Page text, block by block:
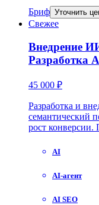
Бриф Уточнить
Свежее
Внедрение
Разработка
45 000 ₽
Разработка и
семантический
рост
AI
AI-агент
AI SEO